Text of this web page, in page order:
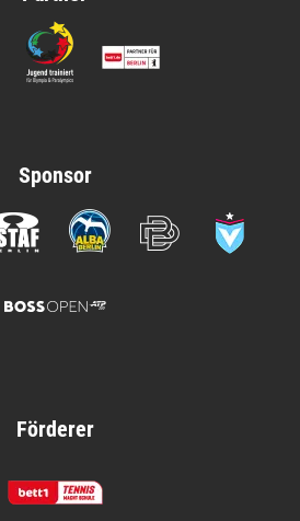
Sponsor
Förderer